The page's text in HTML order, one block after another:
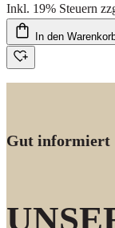
Inkl. 19% Steuern
In den
Gut informiert